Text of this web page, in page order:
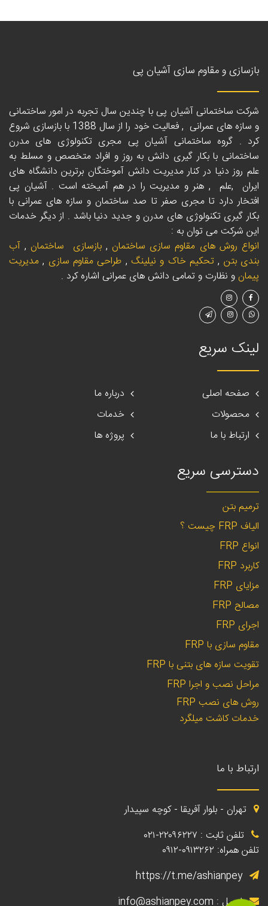
بازسازی و مقاوم سازی آشیان پی
شرکت ساختمانی آشیان پی با چندین سال تجربه در امور ساختمانی
و سازه های عمرانی ,
فعالیت خود را از سال 1388 با بازسازی شروع
کرد . گروه ساختمانی آشیان پی مجری تکنولوژی های مدرن
ساختمانی با بکار گیری دانش به روز و افراد متخصص و مسلط به
علم روز دنیا در کنار مدیریت دانش آموختگان برترین دانشگاه های
ایران
,علم , هنر و مدیریت را در هم آمیخته است . آشیان پی
افتخار دارد تا مجری صفر تا صد ساختمان و سازه های عمرانی با
بکار گیری تکنولوژی های مدرن و جدید دنیا باشد . از دیگر خدمات
این شرکت می توان به :
انواع روش های مقاوم سازی ساختمان ,بازسازی ساختمان , آب
بندی بتن , تحکیم خاک و نیلینگ , طراحی مقاوم سازی , مدیریت
پیمان و نظارت و تمامی دانش های عمرانی اشاره کرد .
لینک سریع
درباره ما
صفحه اصلی
خدمات
محصولات
پروژه ها
ارتباط با ما
دسترسی سریع
___________
ترمیم بتن
الیاف FRP چیست ؟
انواع FRP
کاربرد FRP
مزایای FRP
مصالح FRP
اجرای FRP
مقاوم سازی با FRP
تقویت سازه های بتنی با FRP
مراحل نصب و اجرا FRP
روش های نصب FRP
خدمات کاشت میلگرد
ارتباط با ما
تهران - بلوار آفریقا - کوچه سپیدار
تلفن ثابت : ۲۲۰۹۶۲۲۷-۰۲۱
تلفن همراه: ۰۹۱۳۲۶۲-۰۹۱۲
https://t.me/ashianpey
ایمیل : info@ashianpey.com